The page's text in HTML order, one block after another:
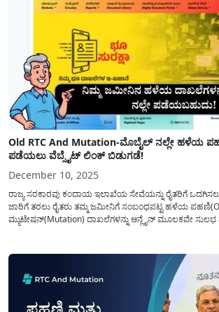
Old RTC And Mutation-ಮೊಬೈಲ್ ನಲ್ಲೇ ಹಳೆಯ
ಪಡೆಯಲು ವೆಬ್ಸೈಟ್ ಲಿಂಕ್ ಬಿಡುಗಡೆ!
December 10, 2025
ರಾಜ್ಯ ಸರಕಾರವು ಕಂದಾಯ ಇಲಾಖೆಯ ಸೇವೆಯನ್ನು ರೈತರಿಗೆ
ಜಾರಿಗೆ ತರಲು ರೈತರು ತಮ್ಮ ಜಮೀನಿಗೆ ಸಂಬಂಧಪಟ್ಟ ಹಳೆಯ
ಮ್ಯುಟೇಷನ್(Mutation) ದಾಖಲೆಗಳನ್ನು ಆನ್ಲೈನ್ ಮೂಲಕವೇ ಸುಲಭ